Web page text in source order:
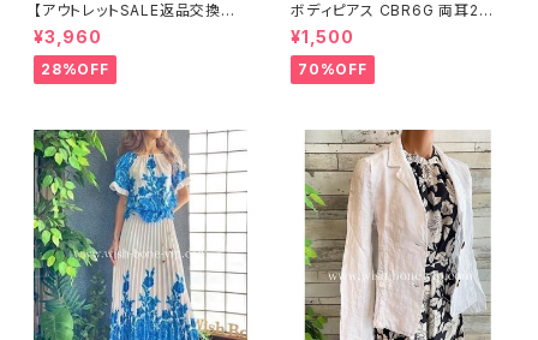
【アウトレットSALE返品交換不
可8/20まで】つば広サマーハッ
ト・通気性・軽量 ワイヤー入りハ
ット ボーダー＆BIGリボン・女優
帽 UV/紫外線対策 レディースハ
¥3,960
28%OFF
ボディピアス CBR6G 両耳2個
セット 1ボール ネジ式 簡単脱着
サージカルステンレス NY直輸
入
¥1,500
70%OFF